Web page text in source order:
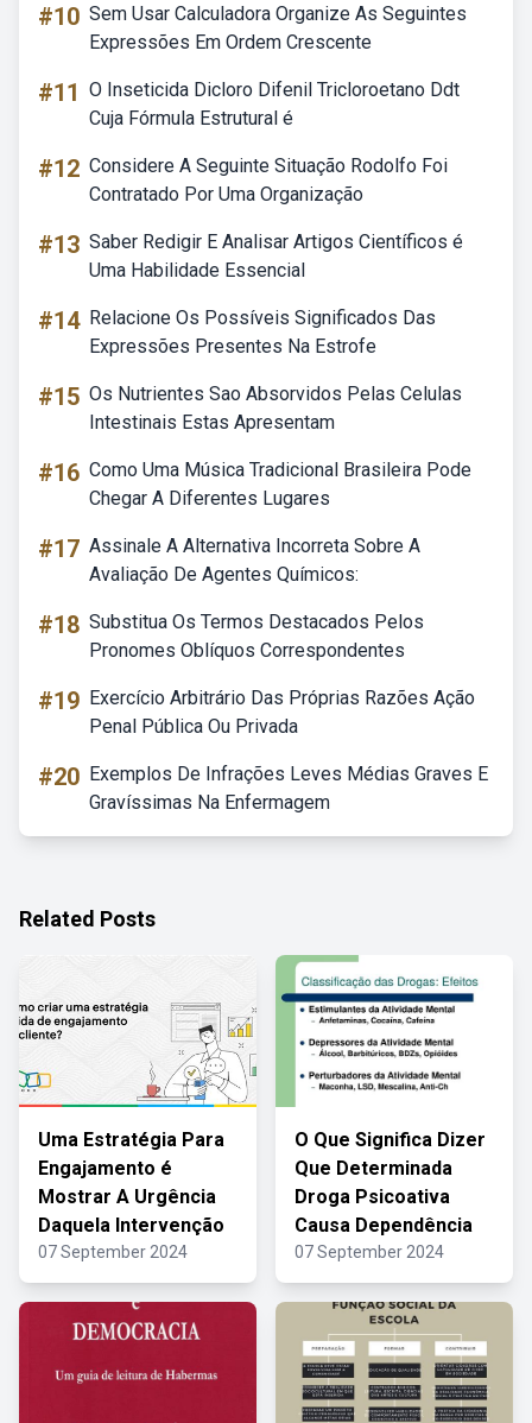
#10 Sem Usar Calculadora Organize As Seguintes
Expressões Em Ordem Crescente
#11 O Inseticida Dicloro Difenil Tricloroetano Ddt
Cuja Fórmula Estrutural é
#12 Considere A Seguinte Situação Rodolfo Foi
Contratado Por Uma Organização
#13 Saber Redigir E Analisar Artigos Científicos é
Uma Habilidade Essencial
#14 Relacione Os Possíveis Significados Das
Expressões Presentes Na Estrofe
#15 Os Nutrientes Sao Absorvidos Pelas Celulas
Intestinais Estas Apresentam
#16 Como Uma Música Tradicional Brasileira Pode
Chegar A Diferentes Lugares
#17 Assinale A Alternativa Incorreta Sobre A
Avaliação De Agentes Químicos:
#18 Substitua Os Termos Destacados Pelos
Pronomes Oblíquos Correspondentes
#19 Exercício Arbitrário Das Próprias Razões Ação
Penal Pública Ou Privada
#20 Exemplos De Infrações Leves Médias Graves E
Gravíssimas Na Enfermagem
Related Posts
Uma Estratégia Para
Engajamento é
Mostrar A Urgência
Daquela Intervenção
07 September 2024
O Que Significa Dizer
Que Determinada
Droga Psicoativa
Causa Dependência
07 September 2024